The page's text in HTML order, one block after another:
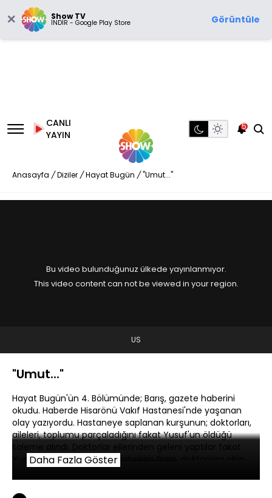
Show TV
İNDİR - Google Play Store Görüntüle
CANLI
YAYIN
5
Anasayfa / Diziler / Hayat Bugün / "Umut..."
Bu video bulunduğunuz ülkede yayınlanmıyor.
This video content can not be viewed in your region.
US
"Umut..."
Hayat Bugün'ün 4. Bölümünde; Barış, gazete haberini
okudu. Haberde Hisarönü Vakıf Hastanesi'nde yaşanan
olay yazıyordu. Hastaneye saplanan kurşunun; doktorları,
aileleri, toplumu parçaladığını fakat Yusuf'un öldüğü
kaleme alındı. Doktorlar ellerinden geleni yaptılar fakat
Yusuf'u kurtaramadılar. Başhekim Barış, doktorlara olan
verdi.
Daha Fazla Göster